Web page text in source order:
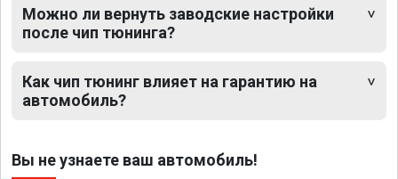
Можно ли вернуть заводские настройки
после чип тюнинга?
Как чип тюнинг влияет на гарантию на
автомобиль?
Вы не узнаете ваш автомобиль!